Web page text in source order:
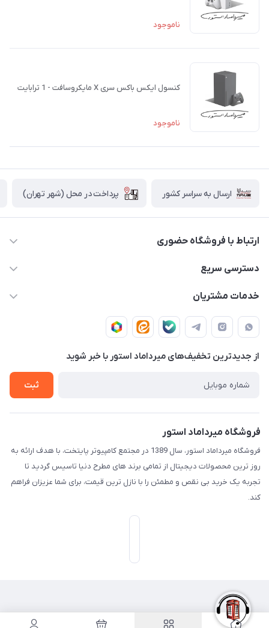
ناموجود
کنسول ایکس باکس سری X مایکروسافت - 1 ترابایت
ناموجود
ارسال به سراسر کشور پرداخت در محل (شهر تهران)
ارتباط با فروشگاه حضوری
02188874370 - 02188874371
پایتخت - طبقه اول - واحد 172
دسترسی سریع
صـفـحـه اصـلـی
دربـاره مـیـردامـاد اسـتـور
خدمات مشتریان
قـوانـیـن و مـقـررات
روش هـای پـرداخـت
تـیـکـت بـه پـشـتـیـبـانـی
از جدید‌ترین تخفیف‌های میرداماد استور با‌ خبر شوید
ثبت
فروشگاه میرداماد استور
فروشگاه میرداماد استور، سال 1389 در مجتمع کامپیوتر پایتخت، با هدف ارائه به
روز ترین محصولات دیجیتال از تمامی برند های مطرح دنیا تاسیس گردید تا
تجربه یک خرید بی نقص و مطمئن را با نازل ترین قیمت، برای شما عزیزان فراهم
کند.